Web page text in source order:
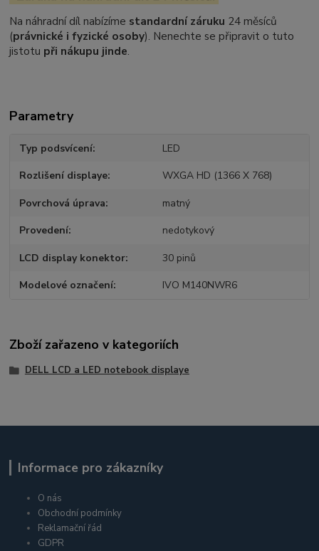
Na náhradní díl nabízíme standardní záruku 24 měsíců
(právnické i fyzické osoby). Nenechte se připravit o tuto
jistotu při nákupu jinde.
Parametry
Typ podsvícení LED
Rozlišení displaye WXGA HD (1366 X 768)
Povrchová úprava matný
Provedení nedotykový
LCD display konektor 30 pinů
Modelové označení IVO M140NWR6
Zboží zařazeno v kategoriích
DELL LCD a LED notebook displaye
Informace pro zákazníky
O nás
Obchodní podmínky
Reklamační řád
GDPR